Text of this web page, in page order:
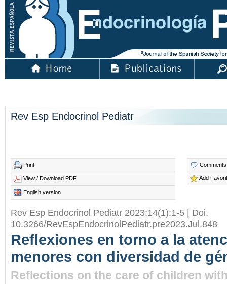
Rev Esp Endocrinol Pediatr
Print
View / Download PDF
English version
Comments
Add
Rev Esp Endocrinol Pediatr 2023;14(1):1-5 | Doi.
10.3266/RevEspEndocrinolPediatr.pre2023.Jul.848
Reflexiones en torno a la
menores con diversidad de
Reflections on the care of children